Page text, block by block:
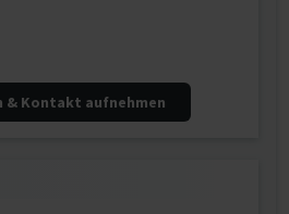
Kontakt aufnehmen